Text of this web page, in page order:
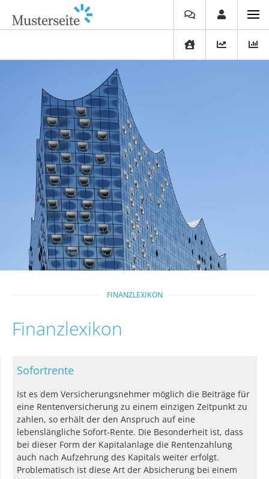
FINANZLEXIKON
Finanzlexikon
Sofortrente
Ist es dem Versicherungsnehmer möglich die Beiträge für
eine Rentenversicherung zu einem einzigen Zeitpunkt zu
zahlen, so erhält der den Anspruch auf eine
lebenslängliche Sofort-Rente. Die Besonderheit ist, dass
bei dieser Form der Kapitalanlage die Rentenzahlung
auch nach Aufzehrung des Kapitals weiter erfolgt.
Problematisch ist diese Art der Absicherung bei einem